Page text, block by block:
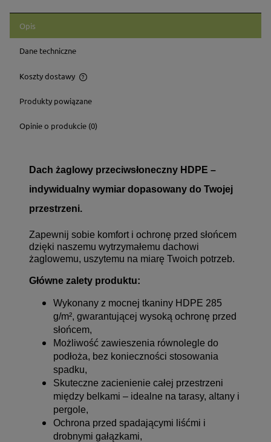
Opis
Dane techniczne
Koszty dostawy
Cena nie zawiera ewentualnych kosztów płatności
Produkty powiązane
Opinie o produkcie (0)
Dach żaglowy przeciwsłoneczny HDPE –
indywidualny wymiar dopasowany do Twojej
przestrzeni.
Zapewnij sobie komfort i ochronę przed słońcem
dzięki naszemu wytrzymałemu dachowi
żaglowemu, uszytemu na miarę Twoich potrzeb.
Główne zalety produktu:
Wykonany z mocnej tkaniny HDPE 285
g/m², gwarantującej wysoką ochronę przed
słońcem,
Możliwość zawieszenia równolegle do
podłoża, bez konieczności stosowania
spadku,
Skuteczne zacienienie całej przestrzeni
między belkami – idealne na tarasy, altany i
pergole,
Ochrona przed spadającymi liśćmi i
drobnymi gałązkami,